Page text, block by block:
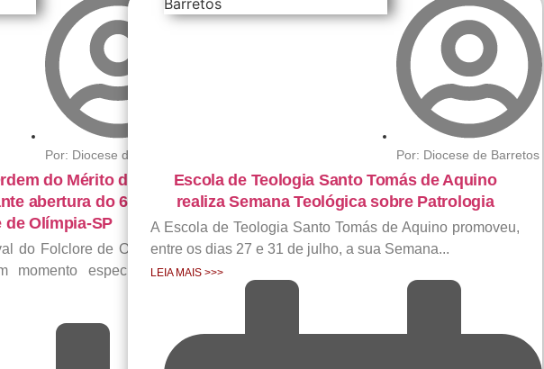
Por: Diocese de Barretos
do Mérito do
abertura do 62º
Olímpia-SP
do Folclore de Olímpia
momento especial de
Por: Diocese de Barretos
Escola de Teologia Santo Tomás de Aquino
realiza Semana Teológica sobre Patrologia
A Escola de Teologia Santo Tomás de Aquino promoveu,
entre os dias 27 e 31 de julho, a sua Semana...
LEIA MAIS >>>